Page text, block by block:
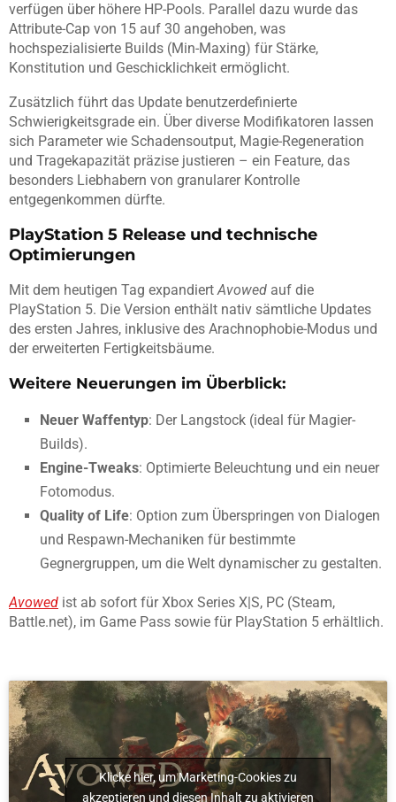
verfügen über höhere HP-Pools. Parallel dazu wurde das
Attribute-Cap von 15 auf 30 angehoben, was
hochspezialisierte Builds (Min-Maxing) für Stärke,
Konstitution und Geschicklichkeit ermöglicht.
Zusätzlich führt das Update benutzerdefinierte
Schwierigkeitsgrade ein. Über diverse Modifikatoren lassen
sich Parameter wie Schadensoutput, Magie-Regeneration
und Tragekapazität präzise justieren – ein Feature, das
besonders Liebhabern von granularer Kontrolle
entgegenkommen dürfte.
PlayStation 5 Release und technische
Optimierungen
Mit dem heutigen Tag expandiertAvowed auf die
PlayStation 5. Die Version enthält nativ sämtliche Updates
des ersten Jahres, inklusive des Arachnophobie-Modus und
der erweiterten Fertigkeitsbäume.
Weitere Neuerungen im Überblick:
Neuer Waffentyp: Der Langstock (ideal für Magier-
Builds).
Engine-Tweaks: Optimierte Beleuchtung und ein neuer
Fotomodus.
Quality of Life: Option zum Überspringen von Dialogen
und Respawn-Mechaniken für bestimmte
Gegnergruppen, um die Welt dynamischer zu gestalten.
Avowed ist ab sofort für Xbox Series X|S, PC (Steam,
Battle.net), im Game Pass sowie für PlayStation 5 erhältlich.
Klicke hier, um Marketing-Cookies zu
akzeptieren und diesen Inhalt zu aktivieren